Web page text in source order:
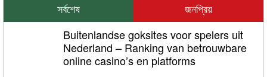
সর্বশেষ
জনপ্রিয়
Buitenlandse goksites voor spelers uit
Nederland – Ranking van betrouwbare
online casino’s en platforms